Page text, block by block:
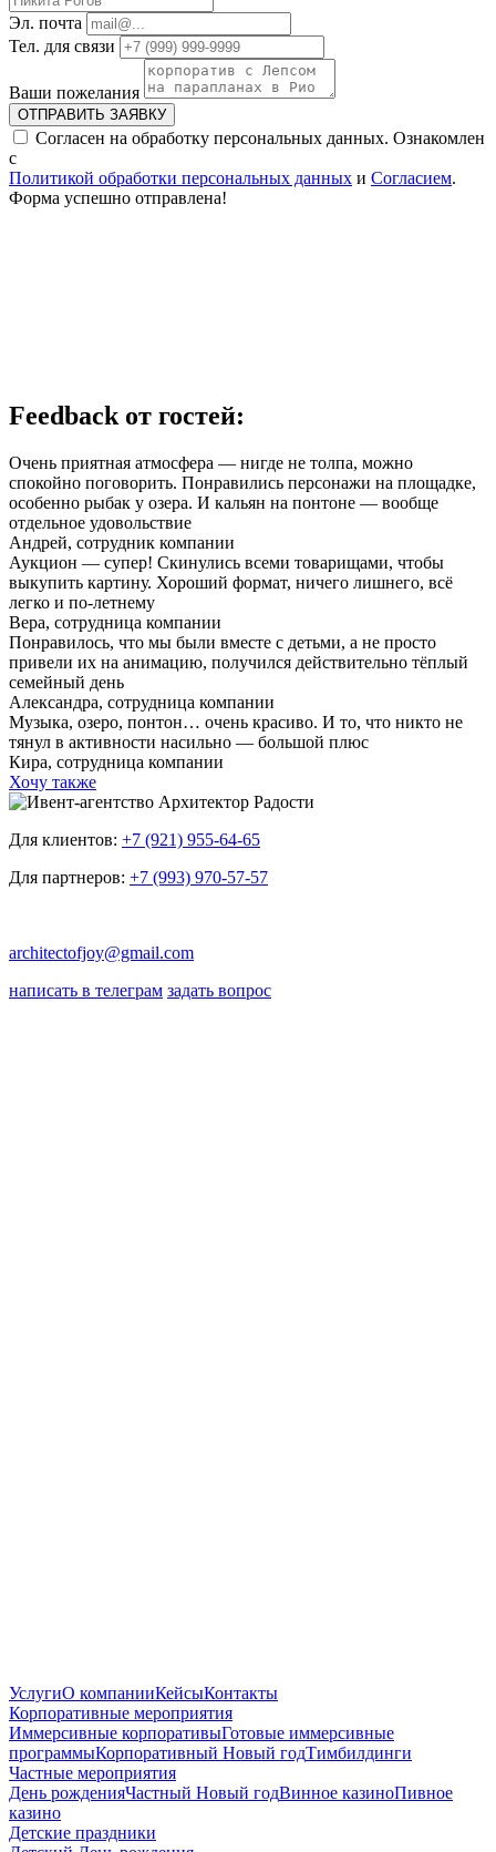
Эл. почта
Тел. для связи
Ваши пожелания
ОТПРАВИТЬ ЗАЯВКУ
Согласен на обработку персональных данных. Ознакомлен
с
Политикой обработки персональных данных и Согласием.
Форма успешно отправлена!
Feedback от гостей:
Очень приятная атмосфера — нигде не толпа, можно
спокойно поговорить. Понравились персонажи на площадке,
особенно рыбак у озера. И кальян на понтоне — вообще
отдельное удовольствие
Андрей, сотрудник компании
Аукцион — супер! Скинулись всеми товарищами, чтобы
выкупить картину. Хороший формат, ничего лишнего, всё
легко и по-летнему
Вера, сотрудница компании
Понравилось, что мы были вместе с детьми, а не просто
привели их на анимацию, получился действительно тёплый
семейный день
Александра, сотрудница компании
Музыка, озеро, понтон… очень красиво. И то, что никто не
тянул в активности насильно — большой плюс
Кира, сотрудница компании
Хочу также
Для клиентов: +7 (921) 955-64-65
Для партнеров: +7 (993) 970-57-57
architectofjoy@gmail.com
написать в телеграм задать вопрос
УслугиО компанииКейсыКонтакты
Корпоративные мероприятия
Иммерсивные корпоративыГотовые иммерсивные
программыКорпоративный Новый годТимбилдинги
Частные мероприятия
День рожденияЧастный Новый годВинное казиноПивное
казино
Детские праздники